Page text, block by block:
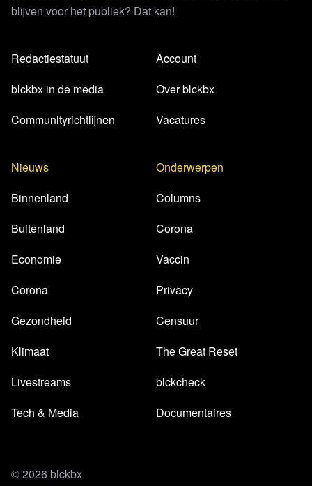
blijven voor het publiek? Dat kan!
Redactiestatuut
blckbx in de media
Communityrichtlijnen
Account
Over blckbx
Vacatures
Nieuws
Binnenland
Buitenland
Economie
Corona
Gezondheid
Klimaat
Livestreams
Tech & Media
Onderwerpen
Columns
Corona
Vaccin
Privacy
Censuur
The Great Reset
blckcheck
Documentaires
© 2026 blckbx